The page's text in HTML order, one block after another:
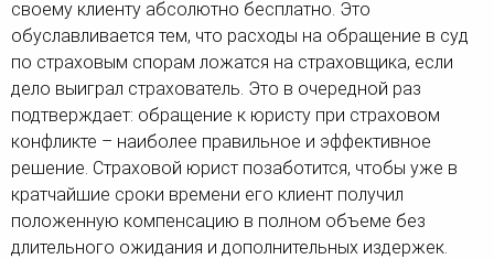
своему клиенту абсолютно бесплатно. Это
обуславливается тем, что расходы на обращение в суд
по страховым спорам ложатся на страховщика, если
дело выиграл страхователь. Это в очередной раз
подтверждает: обращение к юристу при страховом
конфликте – наиболее правильное и эффективное
решение. Страховой юрист позаботится, чтобы уже в
кратчайшие сроки времени его клиент получил
положенную компенсацию в полном объеме без
длительного ожидания и дополнительных издержек.